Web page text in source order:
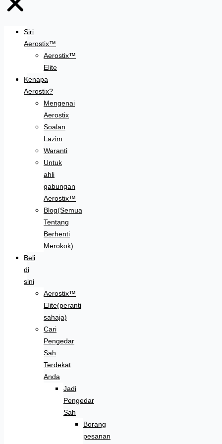
Siri
Aerostix™
Aerostix™
Elite
Kenapa
Aerostix?
Mengenai
Aerostix
Soalan
Lazim
Waranti
Untuk
ahli
gabungan
Aerostix™
Blog(Semua
Tentang
Berhenti
Merokok)
Beli
di
sini
Aerostix™
Elite(peranti
sahaja)
Cari
Pengedar
Sah
Terdekat
Anda
Jadi
Pengedar
Sah
Borang
pesanan